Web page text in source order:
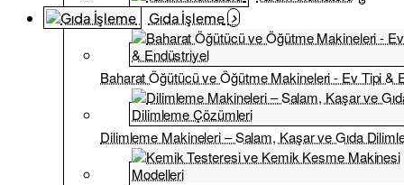
Gıda İşleme
Baharat Öğütücü ve Öğütme Makineleri - Ev Tipi &
Dilimleme Makineleri – Salam, Kaşar ve Gıda